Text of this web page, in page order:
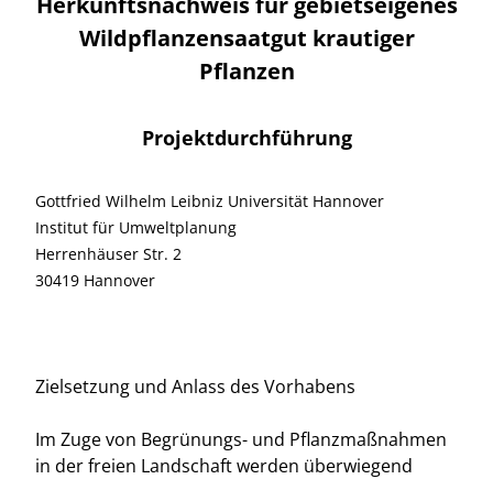
Wildpflanzensaatgut krautiger
Pflanzen
Projektdurchführung
Gottfried Wilhelm Leibniz Universität Hannover
Institut für Umweltplanung
Herrenhäuser Str. 2
30419 Hannover
Zielsetzung und Anlass des Vorhabens
Im Zuge von Begrünungs- und Pflanzmaßnahmen
in der freien Landschaft werden überwiegend